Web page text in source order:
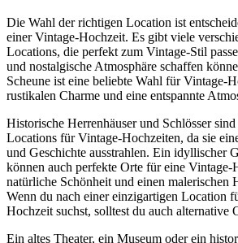
Die Wahl der richtigen Location ist
einer Vintage-Hochzeit. Es gibt viele
Locations, die perfekt zum Vintage-Stil
und nostalgische Atmosphäre schaffen
Scheune ist eine beliebte Wahl für Vintage-
rustikalen Charme und eine entspannte
Historische Herrenhäuser und Schlösser
Locations für Vintage-Hochzeiten, da sie
und Geschichte ausstrahlen. Ein idyllischer
können auch perfekte Orte für eine Vintage-
natürliche Schönheit und einen malerischen
Wenn du nach einer einzigartigen Location
Hochzeit suchst, solltest du auch alternative
Ein altes Theater, ein Museum oder ein